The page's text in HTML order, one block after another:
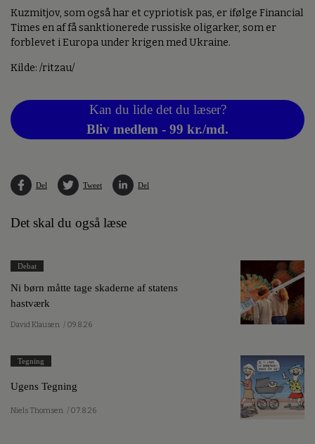
Kuzmitjov, som også har et cypriotisk pas, er ifølge Financial
Times en af få sanktionerede russiske oligarker, som er
forblevet i Europa under krigen med Ukraine.
Kilde: /ritzau/
Kan du lide det du læser?
Bliv medlem - 99 kr./md.
Del Tweet Del
Det skal du også læse
Debat
Ni børn måtte tage skaderne af statens
hastværk
David Klausen / 09.8.26
Tegning
Ugens Tegning
Niels Thomsen / 07.8.26